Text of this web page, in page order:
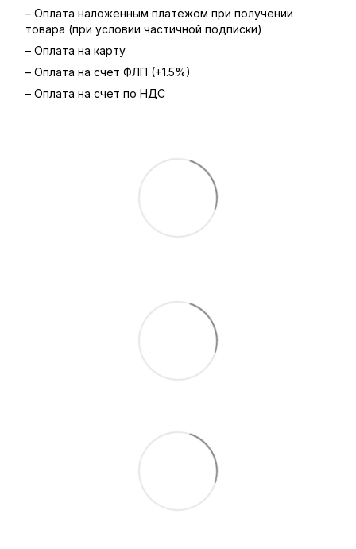
– Оплата наложенным платежом при получении
товара (при условии частичной подписки)
– Оплата на карту
– Оплата на счет ФЛП (+1.5%)
– Оплата на счет по НДС